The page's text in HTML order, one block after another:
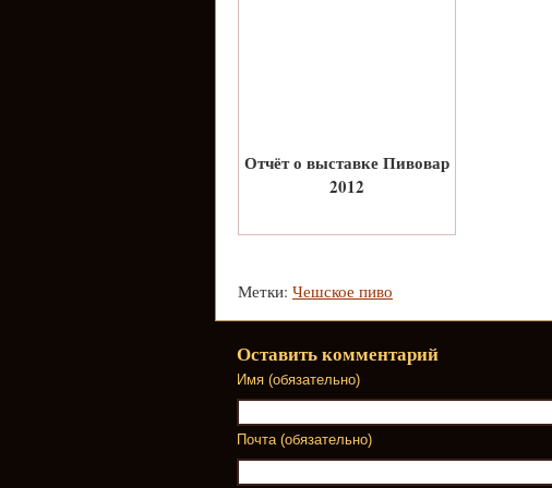
Отчёт о выставке Пивовар
2012
Метки: Чешское пиво
Оставить комментарий
Имя (обязательно)
Почта (обязательно)